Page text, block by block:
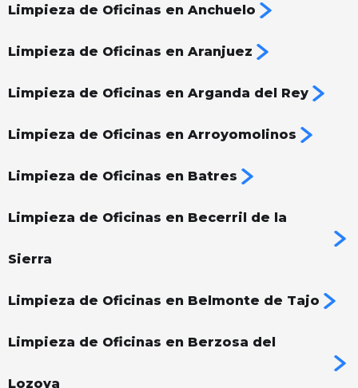
Limpieza de Oficinas en Anchuelo
Limpieza de Oficinas en Aranjuez
Limpieza de Oficinas en Arganda del Rey
Limpieza de Oficinas en Arroyomolinos
Limpieza de Oficinas en Batres
Limpieza de Oficinas en Becerril de la
Sierra
Limpieza de Oficinas en Belmonte de Tajo
Limpieza de Oficinas en Berzosa del
Lozoya